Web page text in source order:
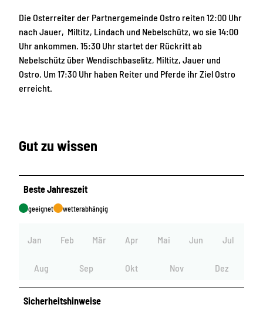
Die Osterreiter der Partnergemeinde Ostro reiten 12:00 Uhr
nach Jauer, Miltitz, Lindach und Nebelschütz, wo sie 14:00
Uhr ankommen. 15:30 Uhr startet der Rückritt ab
Nebelschütz über Wendischbaselitz, Miltitz, Jauer und
Ostro. Um 17:30 Uhr haben Reiter und Pferde ihr Ziel Ostro
erreicht.
Gut zu wissen
Beste Jahreszeit
geeignet wetterabhängig
Jan Feb Mär Apr Mai Jun Jul
Aug Sep Okt Nov Dez
Sicherheitshinweise